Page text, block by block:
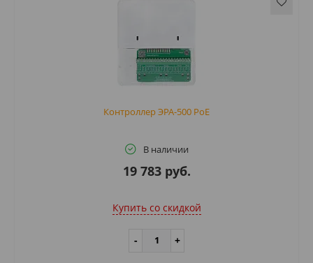
Контроллер ЭРА-500 PoE
В наличии
19 783 руб.
Купить cо скидкой